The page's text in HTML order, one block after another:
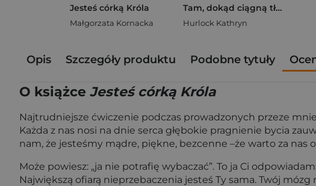
Jesteś córką Króla
Małgorzata Kornacka
Tam, dokąd ciągną tłumy. Historia świętych miejsc
Hurlock Kathryn
Opis Szczegóły produktu Podobne tytuły
O książce Jesteś córką Króla
Najtrudniejsze ćwiczenie podczas prowadzonych przeze
Każda z nas nosi na dnie serca głębokie pragnienie bycia
nam, że jesteśmy mądre, piękne, bezcenne –że warto za nas
Może powiesz: „ja nie potrafię wybaczać”. To ja Ci
Największą ofiarą nieprzebaczenia jesteś Ty sama. Twój